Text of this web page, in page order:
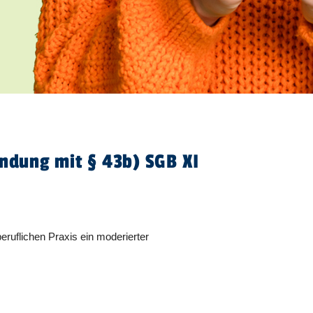
mit § 43b) SGB XI
Praxis ein moderierter